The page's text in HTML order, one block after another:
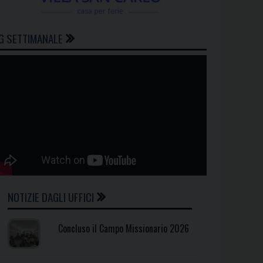
SETTIMANALE
NOTIZIE DAGLI UFFICI
Concluso il Campo Missionario 2026